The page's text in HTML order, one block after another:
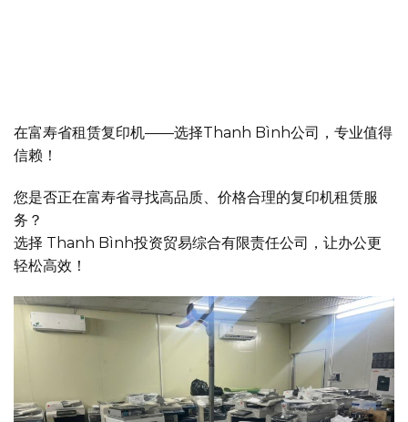
在富寿省租赁复印机——选择Thanh Bình公司，专业值得
信赖！
您是否正在富寿省寻找高品质、价格合理的复印机租赁服
务？
选择 Thanh Bình投资贸易综合有限责任公司，让办公更
轻松高效！